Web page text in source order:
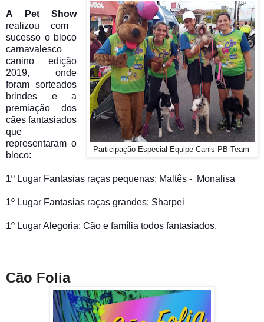
Participação Especial Equipe Canis PB Team
A Pet Show
realizou com
sucesso o bloco
carnavalesco
canino edição
2019, onde
foram sorteados
brindes e a
premiação dos
cães fantasiados
que
representaram o
bloco:
1º Lugar Fantasias raças pequenas: Maltês - Monalisa
1º Lugar Fantasias raças grandes: Sharpei
1º Lugar Alegoria: Cão e família todos fantasiados.
Cão Folia